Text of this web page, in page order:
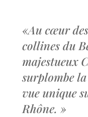
«Au cœur
collines du
majestueux
surplombe
vue unique
Rhône. »